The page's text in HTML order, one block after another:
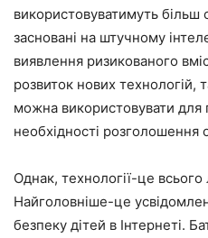
використовуватимуть більш
засновані на штучному
виявлення ризикованого
розвиток нових технологій,
можна використовувати для
необхідності розголошення
Однак, технології-це
Найголовніше-це
безпеку дітей в Інтернеті.